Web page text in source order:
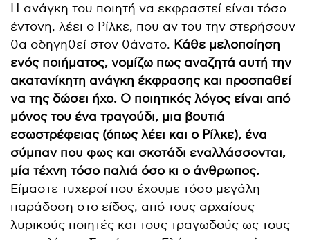
Η ανάγκη του ποιητή να εκφραστεί είναι τόσο
έντονη, λέει ο Ρίλκε, που αν του την στερήσουν
θα οδηγηθεί στον θάνατο. Κάθε μελοποίηση
ενός ποιήματος, νομίζω πως αναζητά αυτή την
ακατανίκητη ανάγκη έκφρασης και προσπαθεί
να της δώσει ήχο. Ο ποιητικός λόγος είναι από
μόνος του ένα τραγούδι, μια βουτιά
εσωστρέφειας (όπως λέει και ο Ρίλκε), ένα
σύμπαν που φως και σκοτάδι εναλλάσσονται,
μία τέχνη τόσο παλιά όσο κι ο άνθρωπος.
Είμαστε τυχεροί που έχουμε τόσο μεγάλη
παράδοση στο είδος, από τους αρχαίους
λυρικούς ποιητές και τους τραγωδούς ως τους